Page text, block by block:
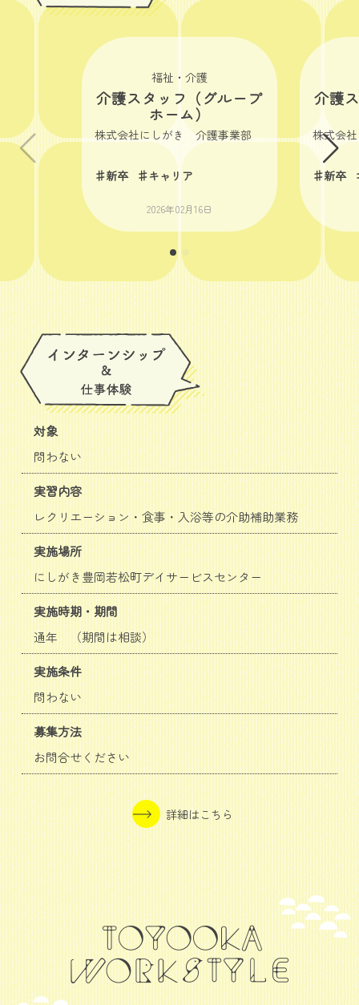
福祉・介護
介護スタッフ（グループ
ホーム）
株式会社にしがき 介護事業部
♯新卒 ♯キャリア
2026年02月16日
介護
株式会
♯新卒
対象
問わない
実習内容
レクリエーション・食事・入浴等の介助補助業務
実施場所
にしがき豊岡若松町デイサービスセンター
実施時期・期間
通年 （期間は相談）
実施条件
問わない
募集方法
お問合せください
詳細はこちら